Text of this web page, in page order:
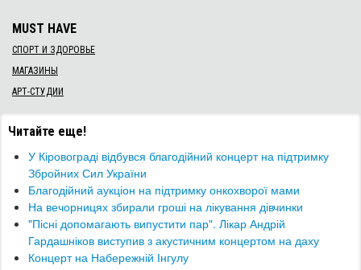
MUST HAVE
СПОРТ И ЗДОРОВЬЕ
МАГАЗИНЫ
АРТ-СТУДИИ
Читайте еще!
У Кіровограді відбувся благодійний концерт на підтримку
Збройних Сил України
Благодійний аукціон на підтримку онкохворої мами
На вечорницях збирали гроші на лікування дівчинки
"Пісні допомагають випустити пар". Лікар Андрій
Гардашніков виступив з акустичним концертом на даху
Концерт на Набережній Інгулу